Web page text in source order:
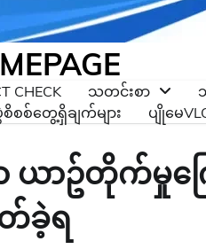
CHECK သတင်းစာ
စစ်တွေ့ရှိချက်များ ပျိုမေ
ယာဥ်တိုက်မှုကြ
ခဲ့ရ